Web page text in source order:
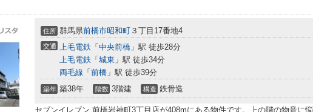
住所 群馬県前橋市昭和町 ３丁目17番地4
交通 上毛電鉄 「 中央前橋 」駅 徒歩28分
上毛電鉄 「 城東 」駅 徒歩34分
両毛線 「 前橋 」駅 徒歩39分
築年 築38年 階数 3階建 構造 鉄骨造
セブンイレブン 前橋岩神町3丁目店が408mにある物件です。上の階の物音に悩